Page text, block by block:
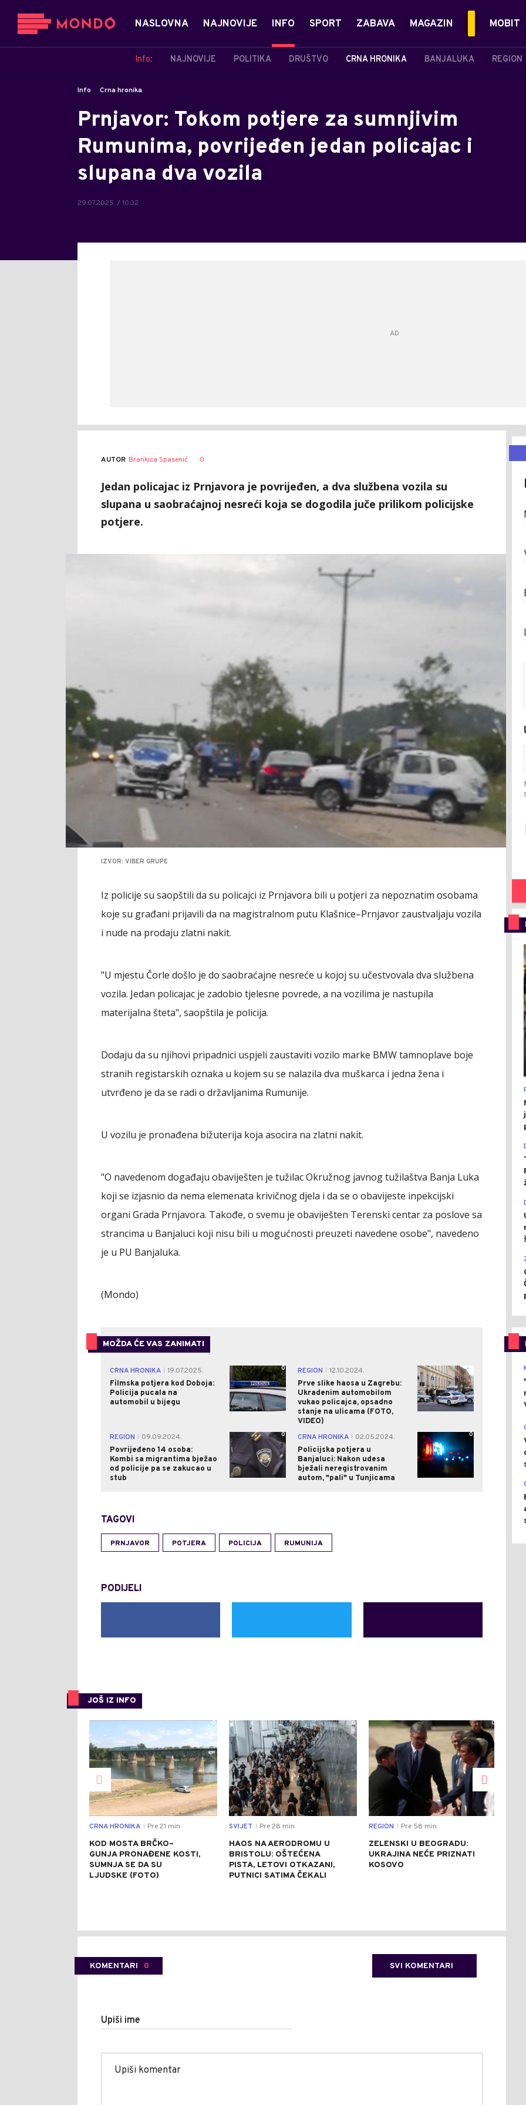
NASLOVNA NAJNOVIJE INFO
Info: NAJNOVIJE POLITIKA DRUŠTVO CRNA HRONIKA BANJALUKA REGION
SPORT ZABAVA MAGAZIN MOBIT
Info Crna hronika
Prnjavor: Tokom potjere za sumnjivim
Rumunima, povrijeđen jedan policajac i
slupana dva vozila
29.07.2025. / 10:32
AUTOR Brankica Spasenić 0
Jedan policajac iz Prnjavora je povrijeđen, a dva službena vozila su
slupana u saobraćajnoj nesreći koja se dogodila juče prilikom policijske
potjere.
IZVOR: VIBER GRUPE
Iz policije su saopštili da su policajci iz Prnjavora bili u potjeri za nepoznatim osobama
koje su građani prijavili da na magistralnom putu Кlašnice–Prnjavor zaustvaljaju vozila
i nude na prodaju zlatni nakit.
"U mjestu Čorle došlo je do saobraćajne nesreće u kojoj su učestvovala dva službena
vozila. Jedan policajac je zadobio tjelesne povrede, a na vozilima je nastupila
materijalna šteta", saopštila je policija.
Dodaju da su njihovi pripadnici uspjeli zaustaviti vozilo marke BMW tamnoplave boje
stranih registarskih oznaka u kojem su se nalazila dva muškarca i jedna žena i
utvrđeno je da se radi o državljanima Rumunije.
U vozilu je pronađena bižuterija koja asocira na zlatni nakit.
"O navedenom događaju obaviješten je tužilac Okružnog javnog tužilaštva Banja Luka
koji se izjasnio da nema elemenata krivičnog djela i da se o obavijeste inpekcijski
organi Grada Prnjavora. Takođe, o svemu je obaviješten Terenski centar za poslove sa
strancima u Banjaluci koji nisu bili u mogućnosti preuzeti navedene osobe", navedeno
je u PU Banjaluka.
(Mondo)
MOŽDA ĆE VAS ZANIMATI
CRNA HRONIKA
19.07.2025.
Filmska potjera kod Doboja:
Policija pucala na
automobil u bijegu
0 REGION
12.10.2024.
Prve slike haosa u Zagrebu:
Ukradenim automobilom
vukao policajca, opsadno
stanje na ulicama (FOTO,
VIDEO)
0
REGION
09.09.2024.
Povrijeđeno 14 osoba:
Kombi sa migrantima bježao
od policije pa se zakucao u
stub
0 CRNA HRONIKA
02.05.2024.
Policijska potjera u
Banjaluci: Nakon udesa
bježali neregistrovanim
autom, "pali" u Tunjicama
0
TAGOVI
PRNJAVOR POTJERA POLICIJA RUMUNIJA
PODIJELI
JOŠ IZ INFO
0
CRNA HRONIKA Pre 21 min
KOD MOSTA BRČKO–
GUNJA PRONAĐENE KOSTI,
SUMNJA SE DA SU
LJUDSKE (FOTO)
0
SVIJET Pre 28 min
HAOS NA AERODROMU U
BRISTOLU: OŠTEĆENA
PISTA, LETOVI OTKAZANI,
PUTNICI SATIMA ČEKALI
0
REGION Pre 58 min
ZELENSKI U BEOGRADU:
UKRAJINA NEĆE PRIZNATI
KOSOVO
KOMENTARI 0 SVI KOMENTARI
Upiši ime